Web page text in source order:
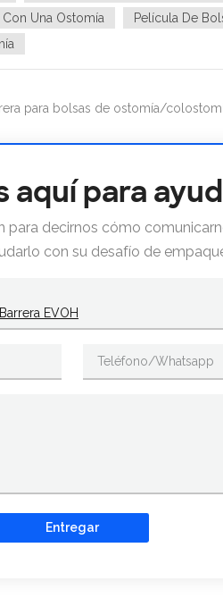
Con Una Ostomía
Película De
para bolsas de ostomía/
aquí para
para decirnos cómo
con su desafío de
EVOH
Entregar